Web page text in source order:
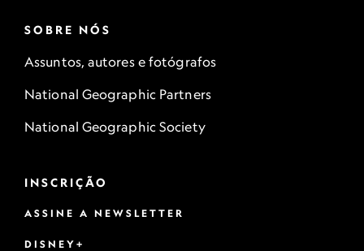
SOBRE NÓS
Assuntos, autores e fotógrafos
National Geographic Partners
National Geographic Society
INSCRIÇÃO
ASSINE A NEWSLETTER
DISNEY+